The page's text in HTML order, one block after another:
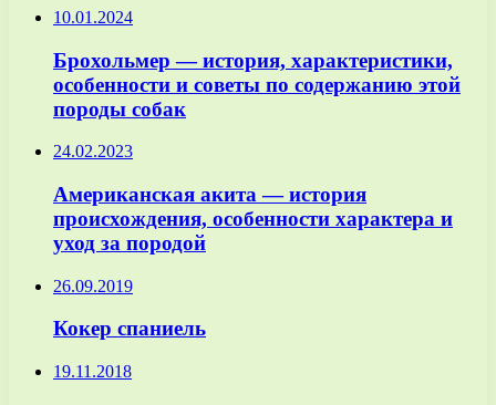
10.01.2024
Брохольмер — история, характеристики,
особенности и советы по содержанию этой
породы собак
24.02.2023
Американская акита — история
происхождения, особенности характера и
уход за породой
26.09.2019
Кокер спаниель
19.11.2018